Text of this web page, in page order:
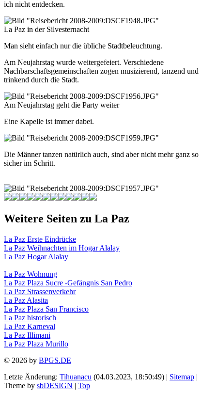
ich nicht entdecken.
La Paz in der Silvesternacht
Man sieht einfach nur die übliche Stadtbeleuchtung.
Am Neujahrstag wurde weitergefeiert. Verschiedene
Nachbarschaftsgemeinschaften zogen musizierend, tanzend und
trinkend durch die Stadt.
Am Neujahrstag geht die Party weiter
Eine Kapelle ist immer dabei.
Die Männer tanzen natürlich auch, sind aber nicht mehr ganz so
sicher im Schritt.
Weitere Seiten zu La Paz
La Paz Erste Eindrücke
La Paz Weihnachten im Hogar Alalay
La Paz Hogar Alalay
La Paz Wohnung
La Paz Plaza Sucre -Gefängnis San Pedro
La Paz Strassenverkehr
La Paz Alasita
La Paz Plaza San Francisco
La Paz historisch
La Paz Karneval
La Paz Illimani
La Paz Plaza Murillo
© 2026 by BPGS.DE
Letzte Änderung: Tihuanacu (04.03.2023, 18:50:49) | Sitemap |
Theme by sbDESIGN | Top